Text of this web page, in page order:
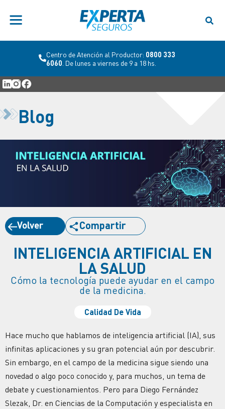
Centro de Atención al Productor: 0800 333
6060 . De lunes a viernes de 9 a 18 hs.
Blog
Volver Compartir
INTELIGENCIA ARTIFICIAL EN
LA SALUD
Cómo la tecnología puede ayudar en el campo
de la medicina.
Calidad De Vida
Hace mucho que hablamos de inteligencia artificial (IA), sus
infinitas aplicaciones y su gran potencial aún por descubrir.
Sin embargo, en el campo de la medicina sigue siendo una
novedad o algo poco conocido y, para muchos, un tema de
debate y cuestionamientos. Pero para Diego Fernández
Slezak, Dr. en Ciencias de la Computación y especialista en